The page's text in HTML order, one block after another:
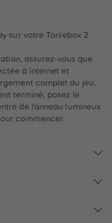
sur votre Toniebox 2
assurez-vous que
à internet et
complet du jeu.
terminé, posez le
de l’anneau lumineux
commencer.